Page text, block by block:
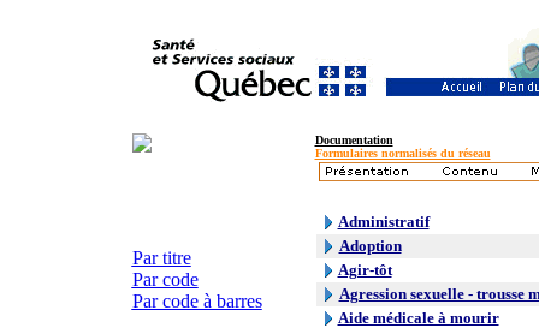
Documentation
Formulaires normalisés du réseau
Par titre
Par code
Par code à barres
Administratif
Adoption
Agir-tôt
Agression sexuelle - trousse
Aide médicale à mourir